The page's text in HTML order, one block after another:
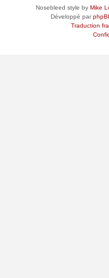
Nosebleed style by Mike
Développé par
Traduction